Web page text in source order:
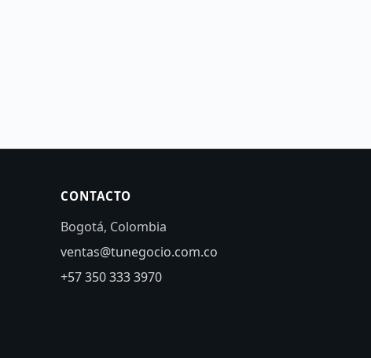
CONTACTO
Bogotá, Colombia
ventas@tunegocio.com.co
+57 350 333 3970